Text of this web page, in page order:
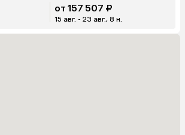
от 157 507 ₽
15 авг. - 23 авг., 8 н.